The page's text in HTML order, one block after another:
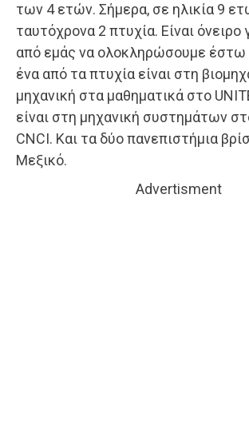
των 4 ετών. Σήμερα, σε ηλικία 9
ταυτόχρονα 2 πτυχία. Είναι όνειρο
από εμάς να ολοκληρώσουμε έστω
ένα από τα πτυχία είναι στη
μηχανική στα μαθηματικά στο
είναι στη μηχανική συστημάτων
CNCI. Και τα δύο πανεπιστήμια
Μεξικό.
Advertisment